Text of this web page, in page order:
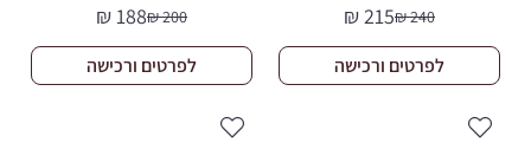
240
₪המחיר
המקורי
היה:
215
₪
המחיר
הנוכחי
הוא:
לפרטים ורכישה
200
₪המחיר
המקורי
היה:
188
₪
המחיר
הנוכחי
הוא:
לפרטים ורכישה